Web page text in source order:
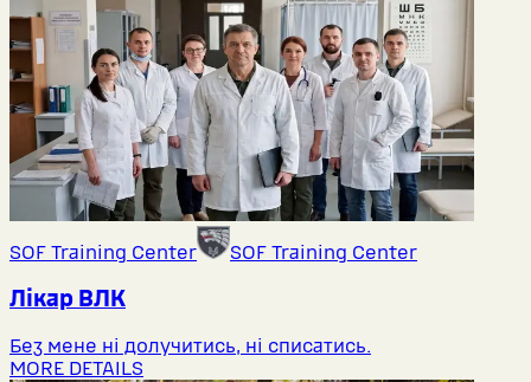
SOF Training Center SOF Training Center
Лікар ВЛК
Без мене ні долучитись, ні списатись.
MORE DETAILS